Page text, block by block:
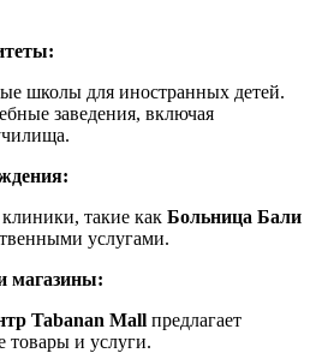
школы для иностранных детей.
заведения, включая
такие как Больница Бали
услугами.
магазины:
Tabanan Mall предлагает
товары и услуги.